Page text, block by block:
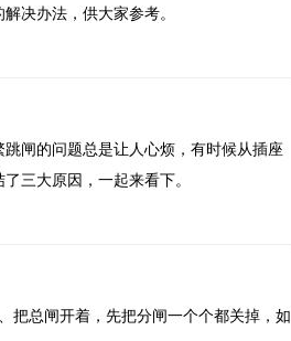
决办法，供大家参考。
闸的问题总是让人心烦，有时候从插座
三大原因，一起来看下。
把总闸开着，先把分闸一个个都关掉，如